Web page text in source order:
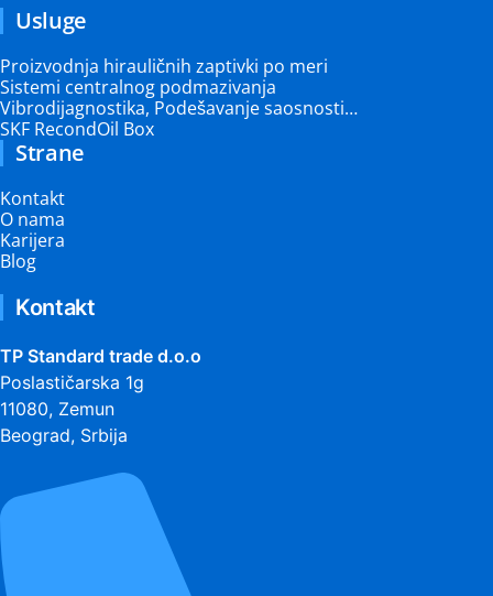
Usluge
Proizvodnja hirauličnih zaptivki po meri
Sistemi centralnog podmazivanja
Vibrodijagnostika, Podešavanje saosnosti…
SKF RecondOil Box
Strane
Kontakt
O nama
Karijera
Blog
Kontakt
TP Standard trade d.o.o
Poslastičarska 1g
11080, Zemun
Beograd, Srbija